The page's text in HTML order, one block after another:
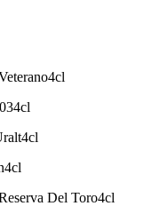
4cl
4cl
4cl
4cl
Del Toro4cl